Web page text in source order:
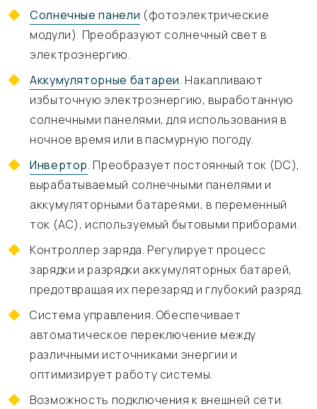
Солнечные панели (фотоэлектрические
модули). Преобразуют солнечный свет в
электроэнергию.
Аккумуляторные батареи. Накапливают
избыточную электроэнергию, выработанную
солнечными панелями, для использования в
ночное время или в пасмурную погоду.
Инвертор. Преобразует постоянный ток (DC),
вырабатываемый солнечными панелями и
аккумуляторными батареями, в переменный
ток (AC), используемый бытовыми приборами.
Контроллер заряда. Регулирует процесс
зарядки и разрядки аккумуляторных батарей,
предотвращая их перезаряд и глубокий разряд.
Система управления. Обеспечивает
автоматическое переключение между
различными источниками энергии и
оптимизирует работу системы.
Возможность подключения к внешней сети.